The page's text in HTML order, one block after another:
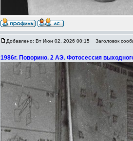
Добавлено: Вт Июн 02, 2026 00:15 Заголовок
1986г. Поворино. 2 АЭ. Фотосессия